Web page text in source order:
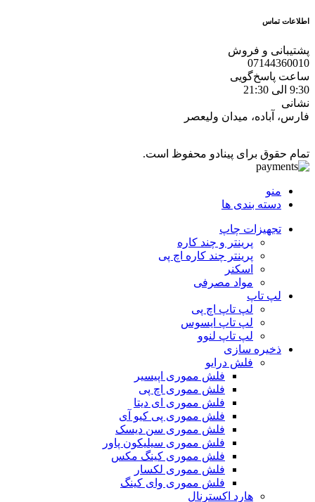
اطلاعات تماس
پشتیبانی و فروش
07144360010
ساعت پاسخ‌گویی
9:30 الی 21:30
نشانی
فارس، آباده، میدان ولیعصر
تمام حقوق برای پینادو محفوظ است.
منو
دسته بندی ها
تجهیزات چاپ
پرینتر و چند کاره
پرینتر چند کاره اچ پی
اسکنر
مواد مصرفی
لپ تاپ
لپ تاپ اچ پی
لپ تاپ ایسوس
لپ تاپ لنوو
ذخیره سازی
فلش درایو
فلش مموری اپیسیر
فلش مموری اچ پی
فلش مموری ای دیتا
فلش مموری پی کیو آی
فلش مموری سن دیسک
فلش مموری سیلیکون پاور
فلش مموری کینگ مکس
فلش مموری لکسار
فلش مموری وای کینگ
هارد اکسترنال